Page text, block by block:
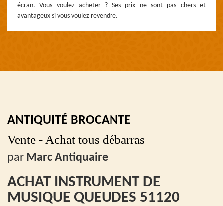
écran. Vous voulez acheter ? Ses prix ne sont pas chers et
avantageux si vous voulez revendre.
ANTIQUITÉ BROCANTE
Vente - Achat tous débarras
par Marc Antiquaire
ACHAT INSTRUMENT DE
MUSIQUE QUEUDES 51120